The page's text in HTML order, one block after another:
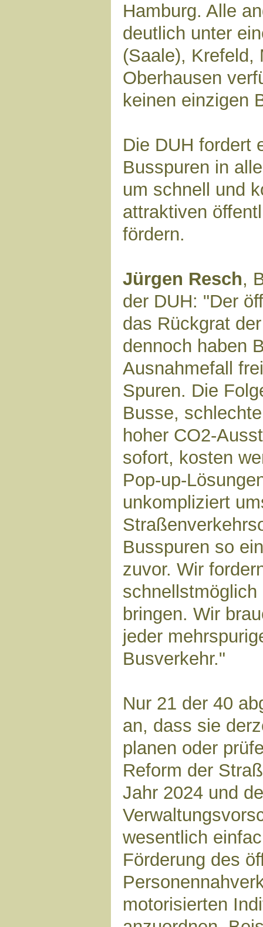
Hamburg. Alle
deutlich unter
(Saale), Krefeld,
Oberhausen
keinen einzigen
Die DUH fordert
Busspuren in
um schnell und
attraktiven
fördern.
Jürgen Resch,
der DUH: "Der
das Rückgrat
dennoch haben
Ausnahmefall
Spuren. Die
Busse,
hoher CO2-
sofort, kosten
Pop-up-
unkompliziert
Busspuren so
zuvor. Wir
bringen. Wir
jeder
Busverkehr."
Nur 21 der 40
an, dass sie
planen oder
Reform der
Jahr 2024 und
wesentlich
Förderung des
motorisierten